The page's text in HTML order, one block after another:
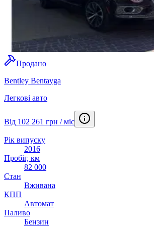
Продано
Bentley Bentayga
Легкові авто
Від 102 261 грн / міс
Рік випуску
2016
Пробіг, км
82 000
Стан
Вживана
КПП
Автомат
Паливо
Бензин